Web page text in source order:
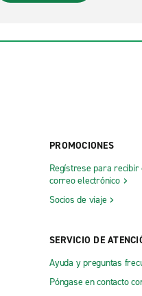
PROMOCIONES
Regístrese para
correo electrónico
Socios de viaje
SERVICIO DE
Ayuda y preguntas
Póngase en contacto